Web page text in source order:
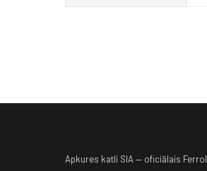
Apkures katli SIA — oficiālais